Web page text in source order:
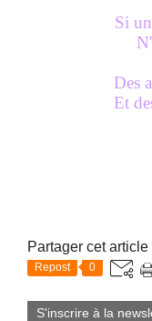
Si
N'est pas
Dis
Des
Et des
Partager cet article
Repost 0
S'inscrire à la